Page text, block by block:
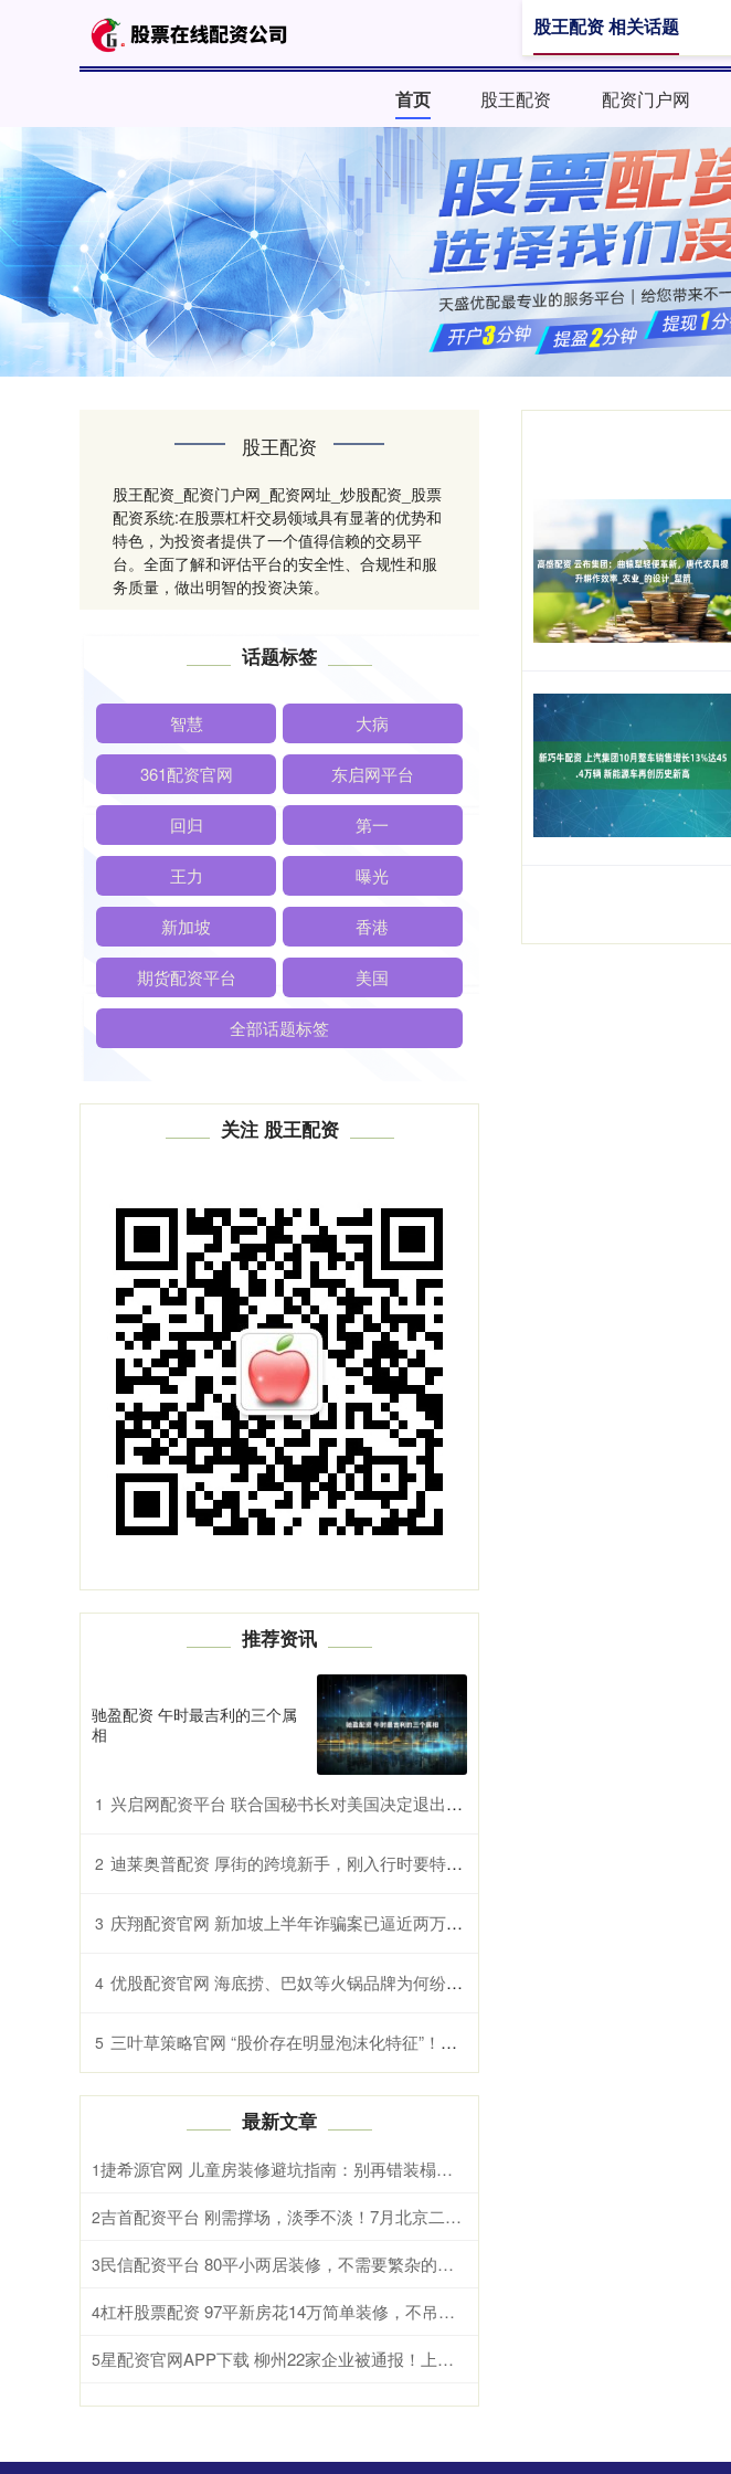
首页 股王配资 配资门户网
股王配资 相关话题
股王配资
股王配资_配资门户网_配资网址_炒股配资_股票
配资系统:在股票杠杆交易领域具有显著的优势和
特色，为投资者提供了一个值得信赖的交易平
台。全面了解和评估平台的安全性、合规性和服
务质量，做出明智的投资决策。
话题标签
智慧 大病
361配资官网 东启网平台
回归 第一
王力 曝光
新加坡 香港
期货配资平台 美国
全部话题标签
关注 股王配资
推荐资讯
驰盈配资 午时最吉利的三个属
相
1 兴启网配资平台 联合国秘书长对美国决定退出部分联合国机构表遗憾
2 迪莱奥普配资 厚街的跨境新手，刚入行时要特别小心跨境诈骗，避免损失
3 庆翔配资官网 新加坡上半年诈骗案已逼近两万起 政府拟施鞭刑严惩不法分子
4 优股配资官网 海底捞、巴奴等火锅品牌为何纷纷推出羊肉新品？冬季消费趋势解读
5 三叶草策略官网 “股价存在明显泡沫化特征”！上交所出手对国晟科技部分投资者暂停交易
最新文章
1 捷希源官网 儿童房装修避坑指南：别再错装榻榻米
2 吉首配资平台 刚需撑场，淡季不淡！7月北京二手房签约超1.4万套
3 民信配资平台 80平小两居装修，不需要繁杂的装饰一切从简，实用又大气
4 杠杆股票配资 97平新房花14万简单装修，不吊顶刷白墙，朋友却说和样板房一样
5 星配资官网APP下载 柳州22家企业被通报！上半年房地产市场检查情况公布